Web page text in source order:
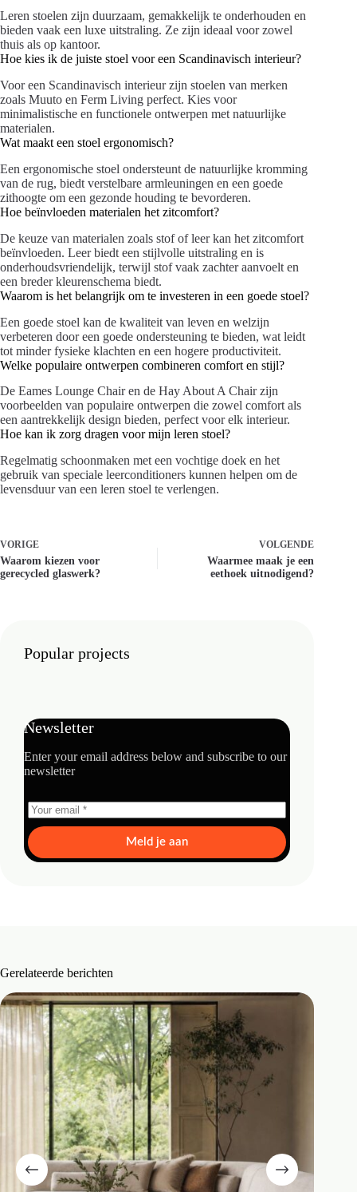
Leren stoelen zijn duurzaam, gemakkelijk te onderhouden en
bieden vaak een luxe uitstraling. Ze zijn ideaal voor zowel
thuis als op kantoor.
Hoe kies ik de juiste stoel voor een Scandinavisch interieur?
Voor een Scandinavisch interieur zijn stoelen van merken
zoals Muuto en Ferm Living perfect. Kies voor
minimalistische en functionele ontwerpen met natuurlijke
materialen.
Wat maakt een stoel ergonomisch?
Een ergonomische stoel ondersteunt de natuurlijke kromming
van de rug, biedt verstelbare armleuningen en een goede
zithoogte om een gezonde houding te bevorderen.
Hoe beïnvloeden materialen het zitcomfort?
De keuze van materialen zoals stof of leer kan het zitcomfort
beïnvloeden. Leer biedt een stijlvolle uitstraling en is
onderhoudsvriendelijk, terwijl stof vaak zachter aanvoelt en
een breder kleurenschema biedt.
Waarom is het belangrijk om te investeren in een goede stoel?
Een goede stoel kan de kwaliteit van leven en welzijn
verbeteren door een goede ondersteuning te bieden, wat leidt
tot minder fysieke klachten en een hogere productiviteit.
Welke populaire ontwerpen combineren comfort en stijl?
De Eames Lounge Chair en de Hay About A Chair zijn
voorbeelden van populaire ontwerpen die zowel comfort als
een aantrekkelijk design bieden, perfect voor elk interieur.
Hoe kan ik zorg dragen voor mijn leren stoel?
Regelmatig schoonmaken met een vochtige doek en het
gebruik van speciale leerconditioners kunnen helpen om de
levensduur van een leren stoel te verlengen.
VORIGE
Waarom kiezen voor
gerecycled glaswerk?
VOLGENDE
Waarmee maak je een
eethoek uitnodigend?
Popular projects
Newsletter
Enter your email address below and subscribe to our
newsletter
Meld je aan
Gerelateerde berichten